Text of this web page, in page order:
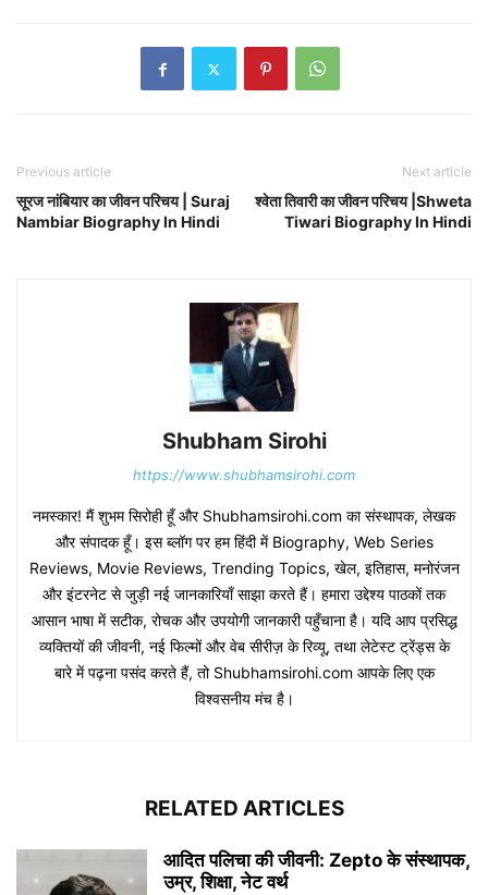
Previous article
सूरज नांबियार का जीवन परिचय | Suraj
Nambiar Biography In Hindi
Next article
श्वेता तिवारी का जीवन परिचय |Shweta
Tiwari Biography In Hindi
Shubham Sirohi
https://www.shubhamsirohi.com
नमस्कार! मैं शुभम सिरोही हूँ और Shubhamsirohi.com का संस्थापक, लेखक
और संपादक हूँ। इस ब्लॉग पर हम हिंदी में Biography, Web Series
Reviews, Movie Reviews, Trending Topics, खेल, इतिहास, मनोरंजन
और इंटरनेट से जुड़ी नई जानकारियाँ साझा करते हैं। हमारा उद्देश्य पाठकों तक
आसान भाषा में सटीक, रोचक और उपयोगी जानकारी पहुँचाना है। यदि आप प्रसिद्ध
व्यक्तियों की जीवनी, नई फिल्मों और वेब सीरीज़ के रिव्यू, तथा लेटेस्ट ट्रेंड्स के
बारे में पढ़ना पसंद करते हैं, तो Shubhamsirohi.com आपके लिए एक
विश्वसनीय मंच है।
RELATED ARTICLES
आदित पलिचा की जीवनी: Zepto के संस्थापक,
उम्र, शिक्षा, नेट वर्थ